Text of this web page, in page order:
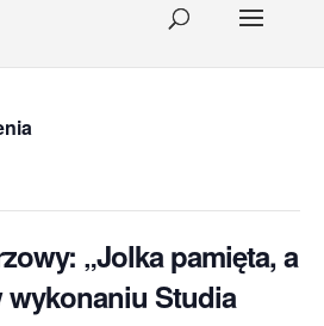
„Jolka pamięta, a
wykonaniu Studia